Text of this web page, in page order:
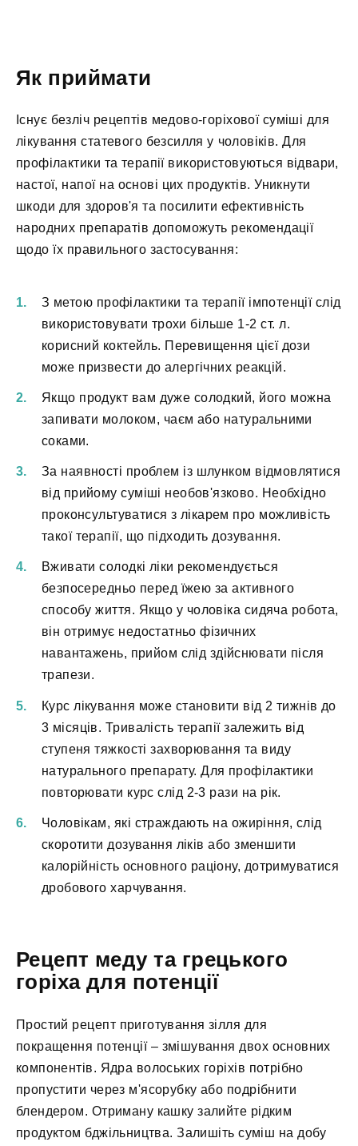
Як приймати
Існує безліч рецептів медово-горіхової суміші для
лікування статевого безсилля у чоловіків. Для
профілактики та терапії використовуються відвари,
настої, напої на основі цих продуктів. Уникнути
шкоди для здоров'я та посилити ефективність
народних препаратів допоможуть рекомендації
щодо їх правильного застосування:
З метою профілактики та терапії імпотенції слід
використовувати трохи більше 1-2 ст. л.
корисний коктейль. Перевищення цієї дози
може призвести до алергічних реакцій.
Якщо продукт вам дуже солодкий, його можна
запивати молоком, чаєм або натуральними
соками.
За наявності проблем із шлунком відмовлятися
від прийому суміші необов'язково. Необхідно
проконсультуватися з лікарем про можливість
такої терапії, що підходить дозування.
Вживати солодкі ліки рекомендується
безпосередньо перед їжею за активного
способу життя. Якщо у чоловіка сидяча робота,
він отримує недостатньо фізичних
навантажень, прийом слід здійснювати після
трапези.
Курс лікування може становити від 2 тижнів до
3 місяців. Тривалість терапії залежить від
ступеня тяжкості захворювання та виду
натурального препарату. Для профілактики
повторювати курс слід 2-3 рази на рік.
Чоловікам, які страждають на ожиріння, слід
скоротити дозування ліків або зменшити
калорійність основного раціону, дотримуватися
дробового харчування.
Рецепт меду та грецького
горіха для потенції
Простий рецепт приготування зілля для
покращення потенції – змішування двох основних
компонентів. Ядра волоських горіхів потрібно
пропустити через м'ясорубку або подрібнити
блендером. Отриману кашку залийте рідким
продуктом бджільництва. Залишіть суміш на добу